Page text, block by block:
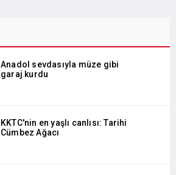
Anadol sevdasıyla müze gibi
garaj kurdu
KKTC'nin en yaşlı canlısı: Tarihi
Cümbez Ağacı